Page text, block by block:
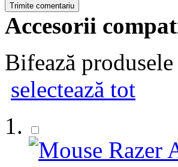
Trimite comentariu
Accesorii
Bifează
selectează tot